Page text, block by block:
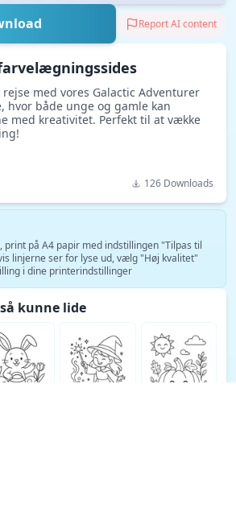
Report AI content
rejse med vores Galactic Adventurer
hvor både unge og gamle kan
med kreativitet. Perfekt til at vække
126 Downloads
print på A4 papir med indstillingen "Tilpas til
linjerne ser for lyse ud, vælg "Høj kvalitet"
i dine printerindstillinger
kunne lide